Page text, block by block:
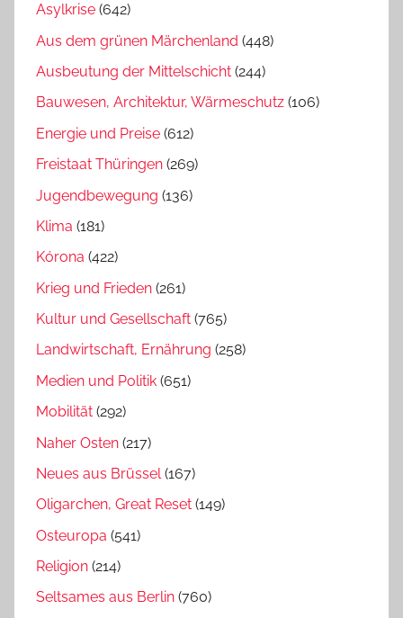
Asylkrise (642)
Aus dem grünen Märchenland (448)
Ausbeutung der Mittelschicht (244)
Bauwesen, Architektur, Wärmeschutz (106)
Energie und Preise (612)
Freistaat Thüringen (269)
Jugendbewegung (136)
Klima (181)
Kórona (422)
Krieg und Frieden (261)
Kultur und Gesellschaft (765)
Landwirtschaft, Ernährung (258)
Medien und Politik (651)
Mobilität (292)
Naher Osten (217)
Neues aus Brüssel(167)
Oligarchen, Great Reset (149)
Osteuropa (541)
Religion (214)
Seltsames aus Berlin (760)